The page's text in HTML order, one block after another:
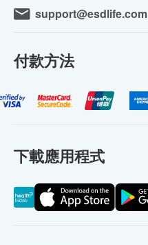
support@esdlife.com
付款方法
下載應用程式